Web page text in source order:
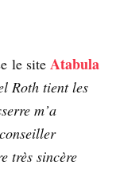
le site Atabula
Roth tient les
m’a
très sincère